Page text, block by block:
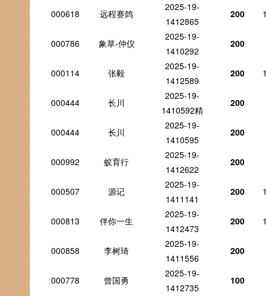
000618 远程赛鸽
2025-19-
1412865
200
000786 象草-仲仪
2025-19-
1410292
200
000114 张毅
2025-19-
1412589
200
000444 长川
2025-19-
1410592精
200
000444 长川
2025-19-
1410595
200
000992 蚁育行
2025-19-
1412622
200
000507 源记
2025-19-
1411141
200
000813 伴你一生
2025-19-
1412473
200
000858 李树琦
2025-19-
1411556
200
000778 曾国勇
2025-19-
1412735
100